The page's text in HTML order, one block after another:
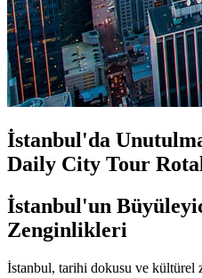
İstanbul'da
Daily City Tour
İstanbul'un
Zenginlikleri
İstanbul, tarihi dokusu ve